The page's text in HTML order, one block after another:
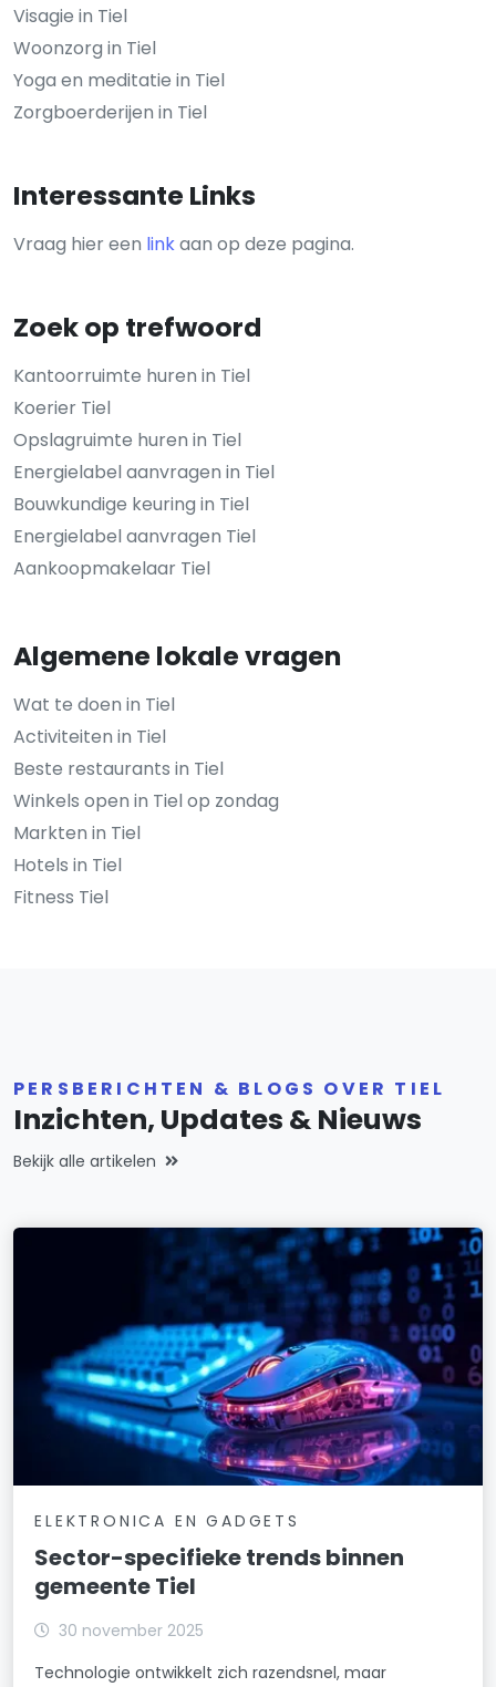
Visagie in Tiel
Woonzorg in Tiel
Yoga en meditatie in Tiel
Zorgboerderijen in Tiel
Interessante Links
Vraag hier een linkaan op deze pagina.
Zoek op trefwoord
Kantoorruimte huren in Tiel
Koerier Tiel
Opslagruimte huren in Tiel
Energielabel aanvragen in Tiel
Bouwkundige keuring in Tiel
Energielabel aanvragen Tiel
Aankoopmakelaar Tiel
Algemene lokale vragen
Wat te doen in Tiel
Activiteiten in Tiel
Beste restaurants in Tiel
Winkels open in Tiel op zondag
Markten in Tiel
Hotels in Tiel
Fitness Tiel
PERSBERICHTEN & BLOGS OVER TIEL
Inzichten, Updates & Nieuws
Bekijk alle artikelen
ELEKTRONICA EN GADGETS
Sector-specifieke trends binnen
gemeente Tiel
30 november 2025
Technologie ontwikkelt zich razendsnel, maar